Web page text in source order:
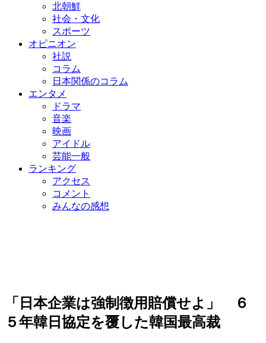
北朝鮮
社会・文化
スポーツ
オピニオン
社説
コラム
日本関係のコラム
エンタメ
ドラマ
音楽
映画
アイドル
芸能一般
ランキング
アクセス
コメント
みんなの感想
「日本企業は強制徴用賠償せよ」 ６
５年韓日協定を覆した韓国最高裁